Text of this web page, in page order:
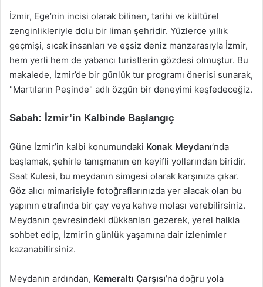
İzmir, Ege’nin incisi olarak bilinen, tarihi ve kültürel
zenginlikleriyle dolu bir liman şehridir. Yüzlerce yıllık
geçmişi, sıcak insanları ve eşsiz deniz manzarasıyla İzmir,
hem yerli hem de yabancı turistlerin gözdesi olmuştur. Bu
makalede, İzmir’de bir günlük tur programı önerisi sunarak,
"Martıların Peşinde" adlı özgün bir deneyimi keşfedeceğiz.
Sabah: İzmir’in Kalbinde Başlangıç
Güne İzmir’in kalbi konumundaki Konak Meydanı’nda
başlamak, şehirle tanışmanın en keyifli yollarından biridir.
Saat Kulesi, bu meydanın simgesi olarak karşınıza çıkar.
Göz alıcı mimarisiyle fotoğraflarınızda yer alacak olan bu
yapının etrafında bir çay veya kahve molası verebilirsiniz.
Meydanın çevresindeki dükkanları gezerek, yerel halkla
sohbet edip, İzmir’in günlük yaşamına dair izlenimler
kazanabilirsiniz.
Meydanın ardından, Kemeraltı Çarşısı’na doğru yola